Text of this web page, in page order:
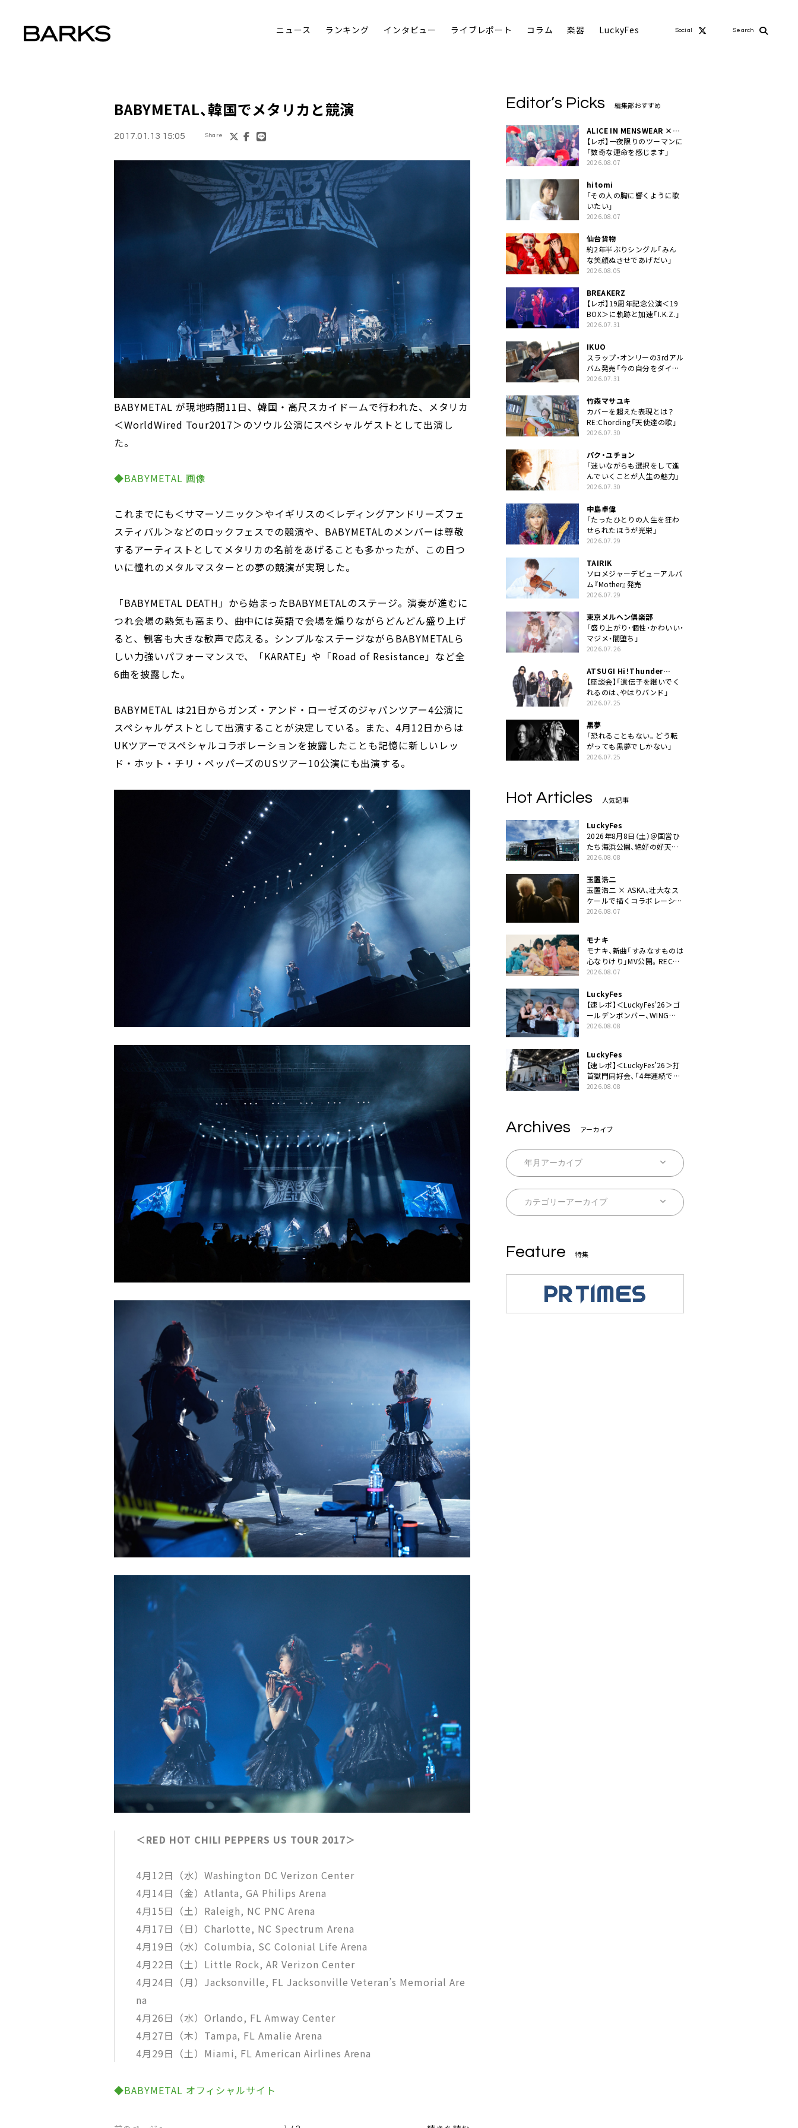
ニュース ランキング インタビュー ライブレポート コラム 楽器 LuckyFes Social Search
BABYMETAL、韓国でメタリカと競演
2017.01.13 15:05 Share
BABYMETAL が現地時間11日、韓国・高尺スカイドームで行われた、メタリカ
＜WorldWired Tour2017＞のソウル公演にスペシャルゲストとして出演し
た。
◆BABYMETAL 画像
これまでにも＜サマーソニック＞やイギリスの＜レディングアンドリーズフェ
スティバル＞などのロックフェスでの競演や、BABYMETALのメンバーは尊敬
するアーティストとしてメタリカの名前をあげることも多かったが、この日つ
いに憧れのメタルマスターとの夢の競演が実現した。
「BABYMETAL DEATH」から始まったBABYMETALのステージ。演奏が進むに
つれ会場の熱気も高まり、曲中には英語で会場を煽りながらどんどん盛り上げ
ると、観客も大きな歓声で応える。シンプルなステージながらBABYMETALら
しい力強いパフォーマンスで、「KARATE」や「Road of Resistance」など全
6曲を披露した。
BABYMETAL は21日からガンズ・アンド・ローゼズのジャパンツアー4公演に
スペシャルゲストとして出演することが決定している。また、4月12日からは
UKツアーでスペシャルコラボレーションを披露したことも記憶に新しいレッ
ド・ホット・チリ・ペッパーズのUSツアー10公演にも出演する。
＜RED HOT CHILI PEPPERS US TOUR 2017＞
4月12日（水）Washington DC Verizon Center
4月14日（金）Atlanta, GA Philips Arena
4月15日（土）Raleigh, NC PNC Arena
4月17日（日）Charlotte, NC Spectrum Arena
4月19日（水）Columbia, SC Colonial Life Arena
4月22日（土）Little Rock, AR Verizon Center
4月24日（月）Jacksonville, FL Jacksonville Veteran’s Memorial Are
na
4月26日（水）Orlando, FL Amway Center
4月27日（木）Tampa, FL Amalie Arena
4月29日（土）Miami, FL American Airlines Arena
◆BABYMETAL オフィシャルサイト
Editor’s Picks 編集部おすすめ
ALICE IN MENSWEAR ×
MASCHERA
【レポ】一夜限りのツーマンに
「数奇な運命を感じます」
2026.08.07
hitomi
「その人の胸に響くように歌
いたい」
2026.08.07
仙台貨物
約2年半ぶりシングル「みん
な笑顔ぬさせであげだい」
2026.08.05
BREAKERZ
【レポ】19周年記念公演＜19
BOX＞に軌跡と加速「I.K.Z.」
2026.07.31
IKUO
スラップ・オンリーの3rdアル
バム発売「今の自分をダイレ
クトに」
2026.07.31
竹森マサユキ
カバーを超えた表現とは？
RE:Chording「天使達の歌」
2026.07.30
パク・ユチョン
「迷いながらも選択をして進
んでいくことが人生の魅力」
2026.07.30
中島卓偉
「たったひとりの人生を狂わ
せられたほうが光栄」
2026.07.29
TAIRIK
ソロメジャーデビューアルバ
ム『Mother』発売
2026.07.29
東京メルヘン倶楽部
「盛り上がり・個性・かわいい・
マジメ・闇堕ち」
2026.07.26
ATSUGI Hi！Thunder
Rock Festival
【座談会】「遺伝子を継いでく
れるのは、やはりバンド」
2026.07.25
黒夢
「恐れることもない。どう転
がっても黒夢でしかない」
2026.07.25
Hot Articles 人気記事
LuckyFes
2026年8月8日（土）＠国営ひ
たち海浜公園、絶好の好天の
中＜LuckyFes’26＞開幕
2026.08.08
玉置浩二
玉置浩二 × ASKA、壮大なス
ケールで描くコラボレーショ
ン曲「音銀河」リリース決定。
2026.08.07
モナキ
モナキ、新曲「すみなすものは
心なりけり」MV公開。RECの
ギターにEvery Little Thing・
2026.08.07
LuckyFes
【速レポ】＜LuckyFes’26＞ゴ
ールデンボンバー、WING
STAGEトップバッターでかき
2026.08.08
LuckyFes
【速レポ】＜LuckyFes’26＞打
首獄門同好会、「4年連続で出
演させてもらってます。今日
2026.08.08
Archives アーカイブ
Feature 特集